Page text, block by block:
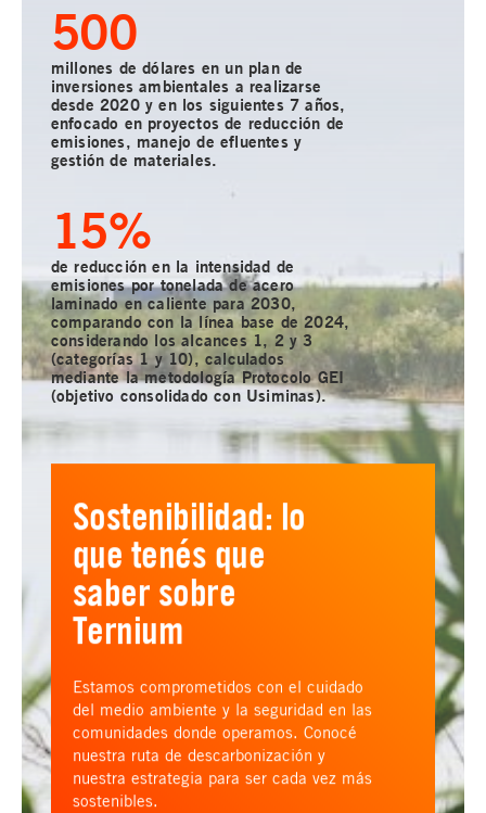
500
millones de dólares en un plan de
inversiones ambientales a realizarse
desde 2020 y en los siguientes 7 años,
enfocado en proyectos de reducción de
emisiones, manejo de efluentes y
gestión de materiales.
15%
de reducción en la intensidad de
emisiones por tonelada de acero
laminado en caliente para 2030,
comparando con la línea base de 2024,
considerando los alcances 1, 2 y 3
(categorías 1 y 10), calculados
mediante la metodología Protocolo GEI
(objetivo consolidado con Usiminas).
Sostenibilidad: lo
que tenés que
saber sobre
Ternium
Estamos comprometidos con el cuidado
del medio ambiente y la seguridad en las
comunidades donde operamos. Conocé
nuestra ruta de descarbonización y
nuestra estrategia para ser cada vez más
sostenibles.